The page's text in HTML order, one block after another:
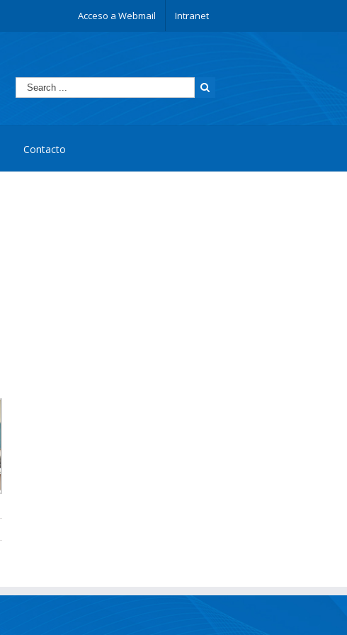
Acceso a Webmail Intranet
Contacto